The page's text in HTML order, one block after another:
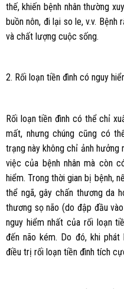
thế, khiến bệnh nhân thường
buồn nôn, đi lại so le, v.v.
và chất lượng cuộc sống.
2. Rối loạn tiền đình có nguy
Rối loạn tiền đình có thể chỉ
mất, nhưng chúng cũng có
trạng này không chỉ ảnh
việc của bệnh nhân mà còn
hiểm. Trong thời gian bị bệnh,
thể ngã, gây chấn thương da
thương sọ não (do đập đầu
nguy hiểm nhất của rối loạn
đến não kém. Do đó, khi phát
điều trị rối loạn tiền đình tích